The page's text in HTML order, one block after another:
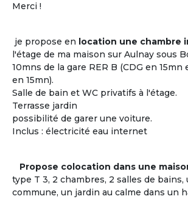
Merci !
je propose en location une chambre
l'étage de ma maison sur Aulnay sous
10mns de la gare RER B (CDG en 15mn
en 15mn).
Salle de bain et WC privatifs à l'étage.
Terrasse jardin
possibilité de garer une voiture.
Inclus : électricité eau internet
Propose colocation dans une
type T 3, 2 chambres, 2 salles de bains,
commune, un jardin au calme dans un
trouver« les bonnes personnes
l'occuper...
Les clés d'un projet de
entre seniors : avoir certains
d'intérêts en commun !
Centres d'intérêts des + de 60
Littérature
(55%)
Histoire
(53%)
Cinéma(40%)
sportives
Théâtre
Cuisine